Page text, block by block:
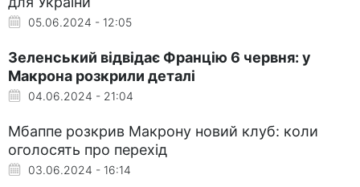
05.06.2024 - 12:05
Зеленський відвідає Францію 6 червня: у
Макрона розкрили деталі
04.06.2024 - 21:04
Мбаппе розкрив Макрону новий клуб: коли
оголосять про перехід
03.06.2024 - 16:14